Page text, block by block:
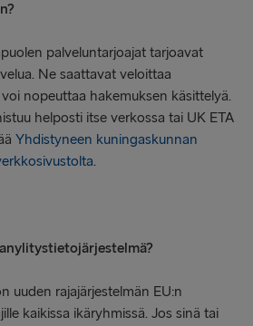
palveluntarjoajat tarjoavat
Ne saattavat veloittaa
nopeuttaa hakemuksen käsittelyä.
helposti itse verkossa tai UK ETA
Yhdistyneen kuningaskunnan
.
uuden rajajärjestelmän EU:n
kaikissa ikäryhmissä. Jos sinä tai